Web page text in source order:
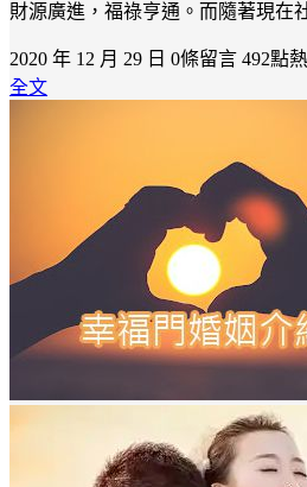
財源廣進，福祿亨通。而隨著現在
2020 年 12 月 29 日 0條留言 492點
全文